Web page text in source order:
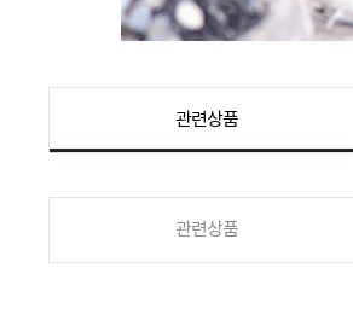
관련상품
관련상품